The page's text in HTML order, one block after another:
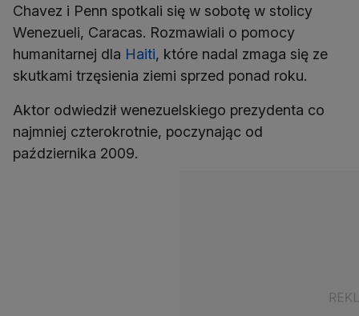
Chavez i Penn spotkali się w sobotę w stolicy
Wenezueli, Caracas. Rozmawiali o pomocy
humanitarnej dla Haiti, które nadal zmaga się ze
skutkami trzęsienia ziemi sprzed ponad roku.
Aktor odwiedził wenezuelskiego prezydenta co
najmniej czterokrotnie, poczynając od
października 2009.